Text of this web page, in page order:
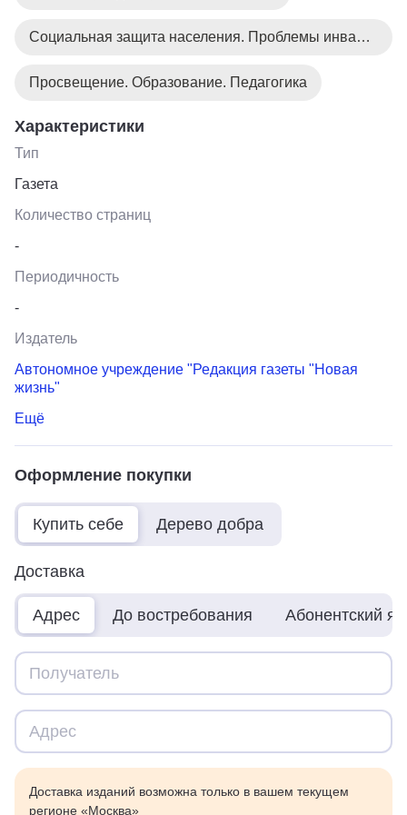
Социальная защита населения. Проблемы инвалидов
Просвещение. Образование. Педагогика
Характеристики
Тип
Газета
Количество страниц
-
Периодичность
-
Издатель
Автономное учреждение "Редакция газеты "Новая
жизнь"
Ещё
Оформление покупки
Купить себе Дерево добра
Доставка
Адрес До востребования Абонентский
Доставка изданий возможна только в вашем текущем
регионе «Москва»